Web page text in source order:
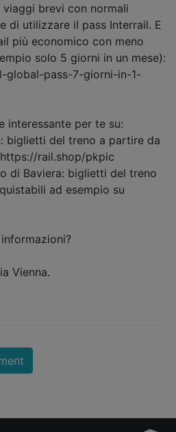
brevi con normali
di utilizzare il pass Interrail. E
più economico con meno
solo 5 giorni in un mese):
global-pass-7-giorni-in-1-
interessante per te su:
biglietti del treno a partire da
rail.shop/pkpic
di Baviera: biglietti del treno
ad esempio su
Vienna.